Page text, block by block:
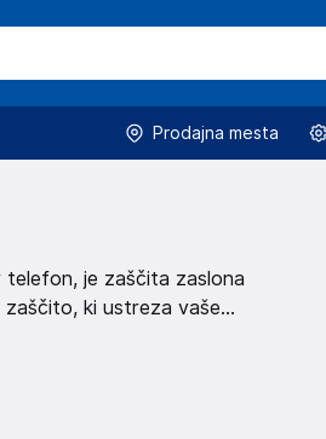
Prodajna mesta
je zaščita zaslona
ki ustreza vašemu